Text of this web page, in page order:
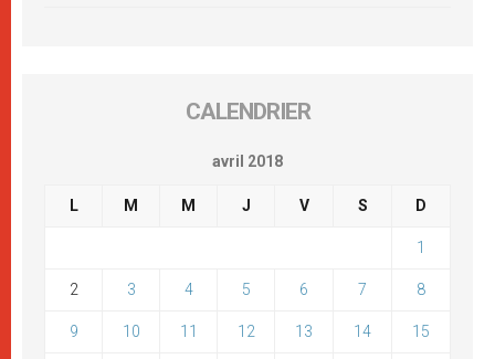
CALENDRIER
avril 2018
L M M J V S D
1
2 3 4 5 6 7 8
9 10 11 12 13 14 15